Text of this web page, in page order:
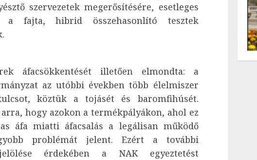
szervezetek megerősítésére, esetleges
a fajta, hibrid összehasonlító tesztek
áfacsökkentését illetően elmondta: a
az utóbbi években több élelmiszer
köztük a tojásét és baromfihúsét.
hogy azokon a termékpályákon, ahol ez
áfa miatti áfacsalás a legálisan működő
problémát jelent. Ezért a további
érdekében a NAK egyeztetést